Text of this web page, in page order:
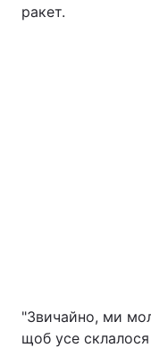
ракет.
"Звичайно, ми
щоб усе